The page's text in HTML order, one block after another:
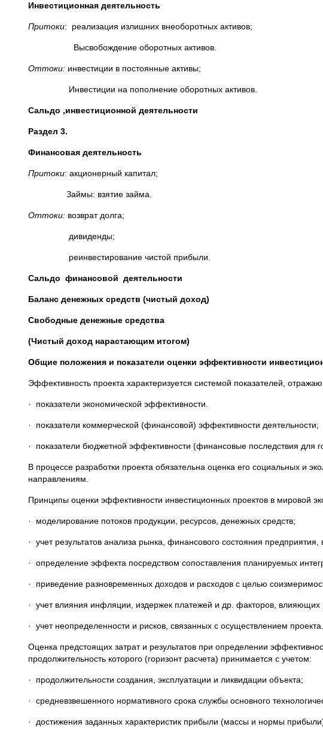
Инвестиционная деятельность
Притоки: реализация излишних внеоборотных активов;
Высвобождение оборотных активов.
Оттоки: инвестиции в постоянные активы;
Инвестиции на пополнение оборотных активов.
Сальдо ,инвестиционной деятельности
Раздел 3.
Финансовая деятельность
Притоки: акционерный капитал;
Займы: взятие займа.
Оттоки: возврат долга;
дивиденды;
реинвестирование чистой прибыли.
Сальдо финансовой деятельности
Баланс денежных средств (чистый доход)
Свободные денежные средства
(Чистый доход нарастающим итогом)
Общие положения и показатели оценки эффективности
Эффективность проекта характеризуется системой показателей,
· показатели экономической эффективности.
· показатели коммерческой (финансовой) эффективности деятельности;
· показатели бюджетной эффективности (финансовые последствия для
В процессе разработки проекта обязательна оценка его социальных и
направлениям.
Принципы оценки эффективности инвестиционных проектов в мировой
· моделирование потоков продукции, ресурсов, денежных средств;
· учет результатов анализа рынка, финансового состояния
· определение эффекта посредством сопоставления планируемых
· приведение разновременных доходов и расходов с целью
· учет влияния инфляции, издержек платежей и др. факторов, влияющих
· учет неопределенности и рисков, связанных с осуществлением проекта.
Оценка предстоящих затрат и результатов при определении
продолжительность которого (горизонт расчета) принимается с учетом:
· продолжительности создания, эксплуатации и ликвидации объекта;
· средневзвешенного нормативного срока службы основного
· достижения заданных характеристик прибыли (массы и нормы